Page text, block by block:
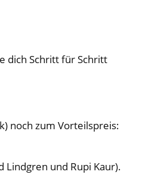
dich Schritt für Schritt
noch zum Vorteilspreis:
Lindgren und Rupi Kaur).